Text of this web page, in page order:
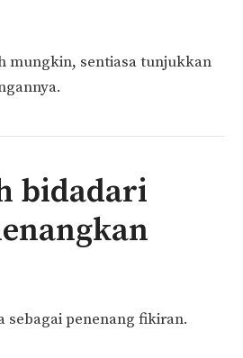
mungkin, sentiasa tunjukkan
bidadari
sebagai penenang fikiran.